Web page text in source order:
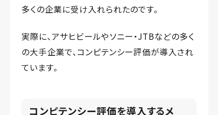
多くの企業に受け入れられたのです。
実際に、アサヒビールやソニー・JTBなどの多く
の大手企業で、コンピテンシー評価が導入され
ています。
コンピテンシー評価を導入するメ